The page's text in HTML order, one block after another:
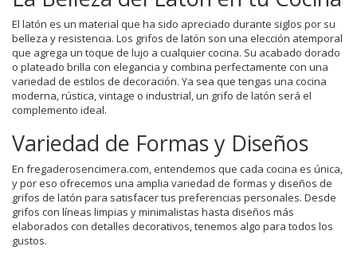
El latón es un material que ha sido apreciado durante siglos por su
belleza y resistencia. Los grifos de latón son una elección atemporal
que agrega un toque de lujo a cualquier cocina. Su acabado dorado
o plateado brilla con elegancia y combina perfectamente con una
variedad de estilos de decoración. Ya sea que tengas una cocina
moderna, rústica, vintage o industrial, un grifo de latón será el
complemento ideal.
Variedad de Formas y Diseños
En fregaderosencimera.com, entendemos que cada cocina es única,
y por eso ofrecemos una amplia variedad de formas y diseños de
grifos de latón para satisfacer tus preferencias personales. Desde
grifos con líneas limpias y minimalistas hasta diseños más
elaborados con detalles decorativos, tenemos algo para todos los
gustos.